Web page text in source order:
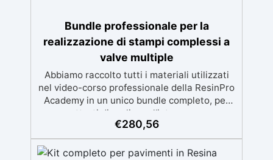
Bundle professionale per la
realizzazione di stampi complessi a
valve multiple
Abbiamo raccolto tutti i materiali utilizzati
nel video-corso professionale della ResinPro
Academy in un unico bundle completo, per
permetterti di replicare l’intero processo
mostrato nel corso in modo semplice,
ordinato e senza sprechi. Questo bundle è
pensato per chi desidera ottenere risultati
€280,56